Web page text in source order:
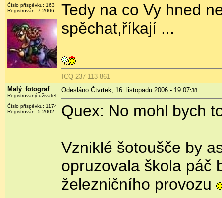
Číslo příspěvku: 163
Registrován: 7-2006
Tedy na co Vy hned
spěchat,říkají ...
ICQ 237-113-861
Malý_fotograf
Registrovaný uživatel
Číslo příspěvku: 1174
Registrován: 5-2002
Odesláno Čtvrtek, 16. listopadu 2006 - 19:07:38
Quex: No mohl bych
Vzniklé šotoušče by
opruzovala škola páč
železničního provozu